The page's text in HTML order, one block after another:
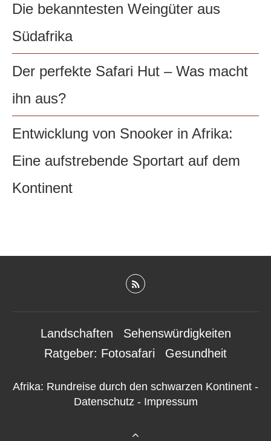
Die bekanntesten Weingüter aus
Südafrika
Der perfekte Safari Hut – Was macht
ihn aus?
Entwicklung von Snooker in Afrika:
Eine aufstrebende Sportart auf dem
Kontinent
Landschaften
Sehenswürdigkeiten
Ratgeber: Fotosafari
Gesundheit
Afrika: Rundreise durch den schwarzen Kontinent -
Datenschutz - Impressum